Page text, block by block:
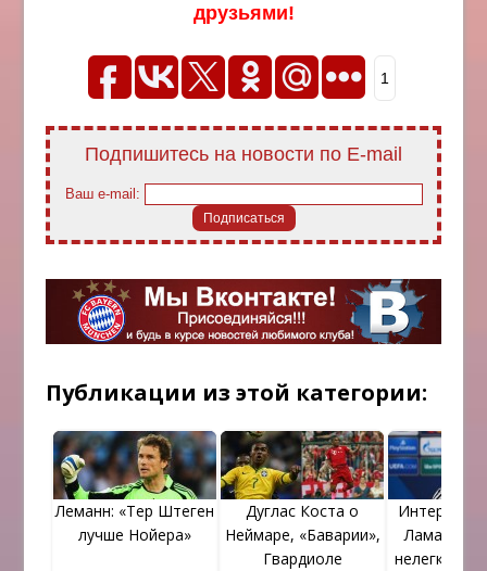
друзьями!
1
Подпишитесь на новости по E-mail
Ваш e-mail:
Публикации из этой категории:
Леманн: «Тер Штеген
лучше Нойера»
Дуглас Коста о
Неймаре, «Баварии»,
Гвардиоле
Интервью
Лама.
нелегко в